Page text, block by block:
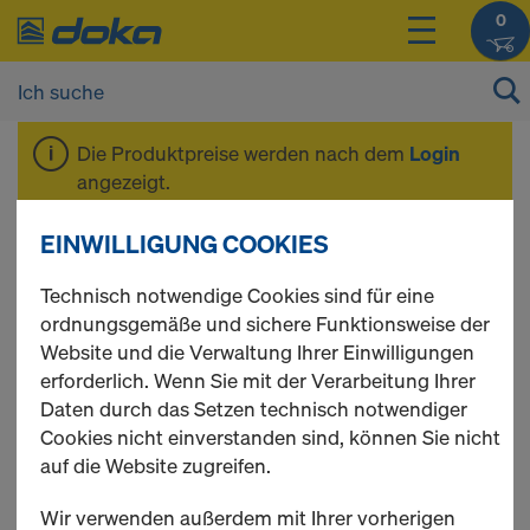
0
Die Produktpreise werden nach dem Login
angezeigt.
Spannstellen 15,0
1 Produkte gefunden
Meist gesucht
Tie point WSG15 DK22/10
EINWILLIGUNG COOKIES
Technisch notwendige Cookies sind für eine
ordnungsgemäße und sichere Funktionsweise der
Website und die Verwaltung Ihrer Einwilligungen
erforderlich. Wenn Sie mit der Verarbeitung Ihrer
Daten durch das Setzen technisch notwendiger
Cookies nicht einverstanden sind, können Sie nicht
auf die Website zugreifen.
Wir verwenden außerdem mit Ihrer vorherigen